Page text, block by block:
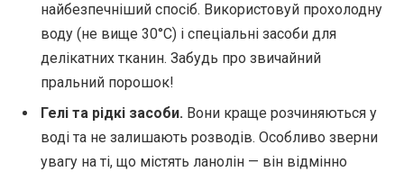
найбезпечніший спосіб. Використовуй прохолодну
воду (не вище 30°C) і спеціальні засоби для
делікатних тканин. Забудь про звичайний
пральний порошок!
Гелі та рідкі засоби. Вони краще розчиняються у
воді та не залишають розводів. Особливо зверни
увагу на ті, що містять ланолін — він відмінно